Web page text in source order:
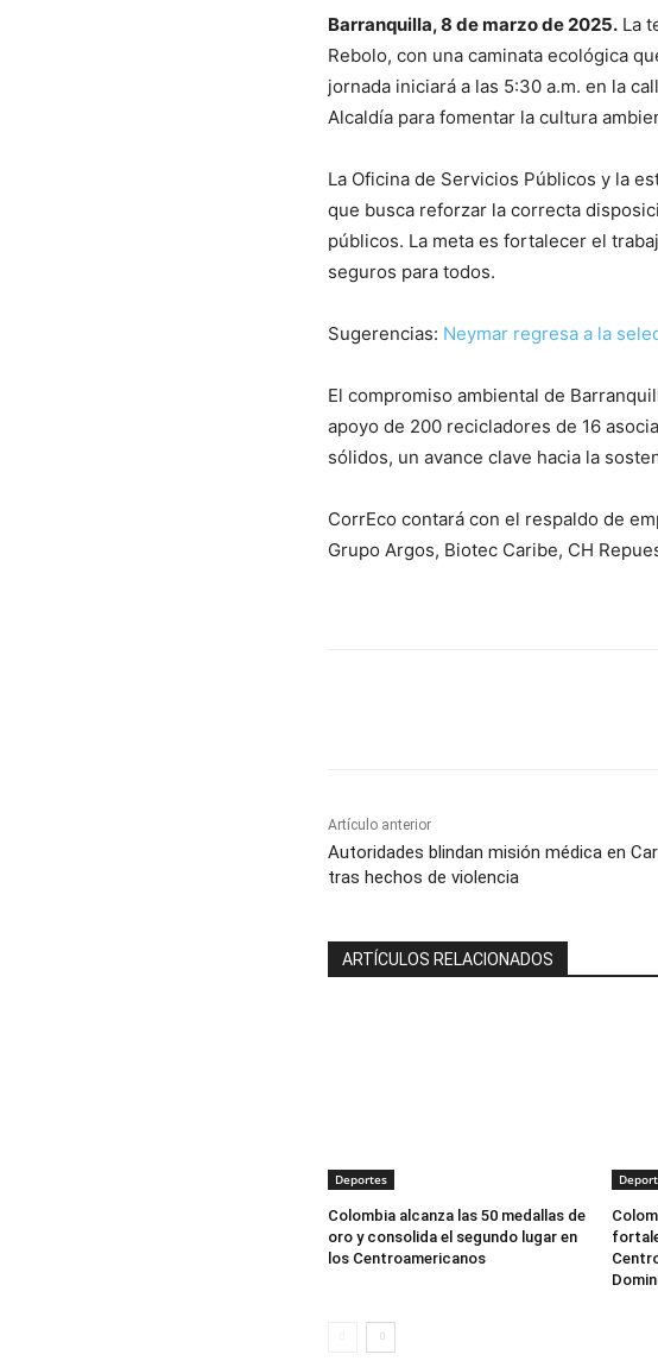
Barranquilla, 8 de marzo de 2025. La
Rebolo, con una caminata ecológica
jornada iniciará a las 5:30 a.m. en la
Alcaldía para fomentar la cultura
La Oficina de Servicios Públicos y la
que busca reforzar la correcta
públicos. La meta es fortalecer el
seguros para todos.
Sugerencias: Neymar regresa a la
El compromiso ambiental de
apoyo de 200 recicladores de 16
sólidos, un avance clave hacia la
CorrEco contará con el respaldo de
Grupo Argos, Biotec Caribe, CH
Artículo anterior
Autoridades blindan misión médica en
tras hechos de violencia
ARTÍCULOS RELACIONADOS
Deportes
Colombia alcanza las 50 medallas de
oro y consolida el segundo lugar en
los Centroamericanos